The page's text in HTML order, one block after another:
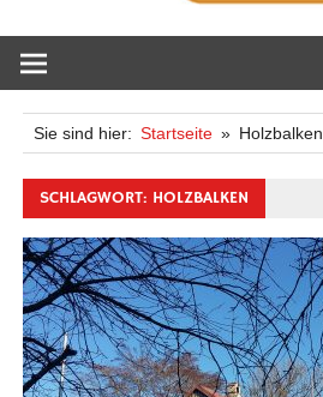
Sie sind hier: Startseite Holzbalken
SCHLAGWORT: HOLZBALKEN